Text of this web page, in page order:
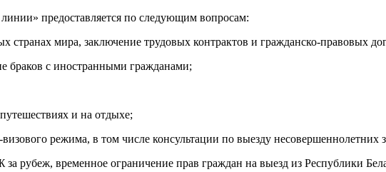
предоставляется по следующим вопросам:
странах мира, заключение трудовых контрактов и гражданско-правовых
браков с иностранными гражданами;
и на отдыхе;
режима, в том числе консультации по выезду несовершеннолетних
рубеж, временное ограничение прав граждан на выезд из Республики